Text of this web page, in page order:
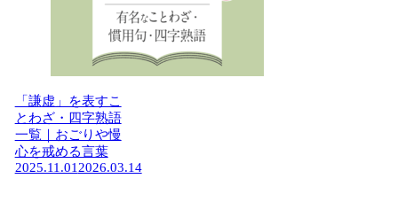
「謙虚」を表すこ
とわざ・四字熟語
一覧｜おごりや慢
心を戒める言葉
2025.11.01 2026.03.14